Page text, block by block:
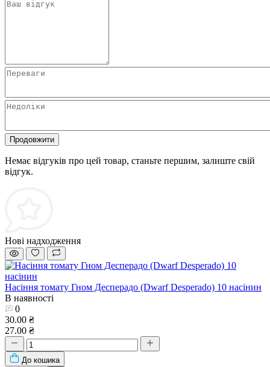
Продовжити
Немає відгуків про цей товар, станьте першим, залиште свій
відгук.
Нові надходження
Насіння томату Гном Десперадо (Dwarf Desperado) 10 насінин
В наявності
0
30.00 ₴
27.00 ₴
До кошика